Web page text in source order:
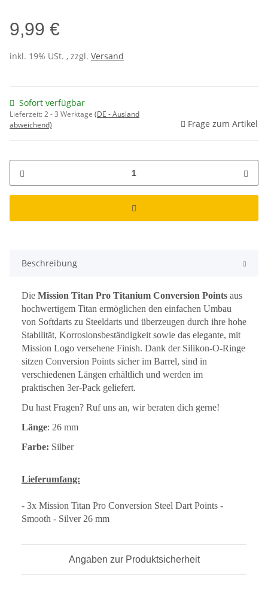
9,99 €
inkl. 19% USt. , zzgl. Versand
Sofort verfügbar
Lieferzeit:2 - 3 Werktage (DE - Ausland
abweichend)
Frage zum Artikel
Beschreibung
Die Mission Titan Pro Titanium Conversion Points aus
hochwertigem Titan ermöglichen den einfachen Umbau
von Softdarts zu Steeldarts und überzeugen durch ihre hohe
Stabilität, Korrosionsbeständigkeit sowie das elegante, mit
Mission Logo versehene Finish. Dank der Silikon-O-Ringe
sitzen Conversion Points sicher im Barrel, sind in
verschiedenen Längen erhältlich und werden im
praktischen 3er-Pack geliefert.
Du hast Fragen? Ruf uns an, wir beraten dich gerne!
Länge: 26 mm
Farbe: Silber
Lieferumfang:
- 3x Mission Titan Pro Conversion Steel Dart Points -
Smooth - Silver 26 mm
Angaben zur Produktsicherheit